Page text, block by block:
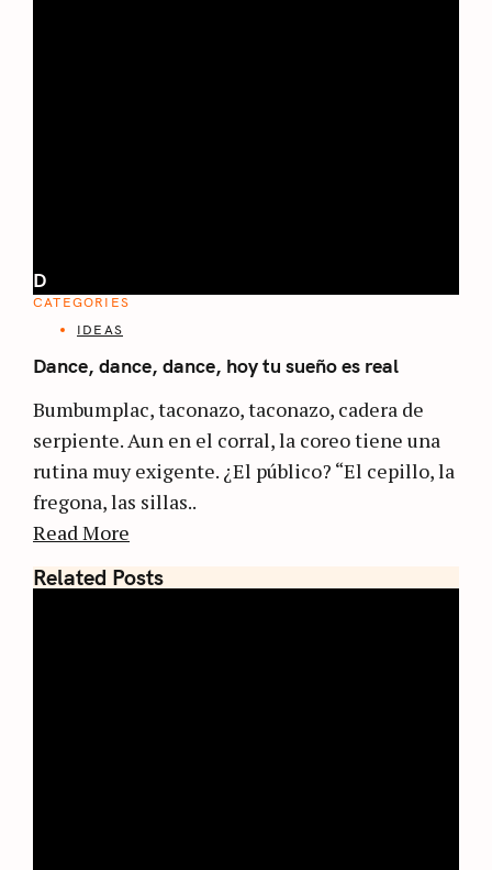
D
CATEGORIES
IDEAS
Dance, dance, dance, hoy tu sueño es real
Bumbumplac, taconazo, taconazo, cadera de
serpiente. Aun en el corral, la coreo tiene una
rutina muy exigente. ¿El público? “El cepillo, la
fregona, las sillas..
Read More
Related Posts